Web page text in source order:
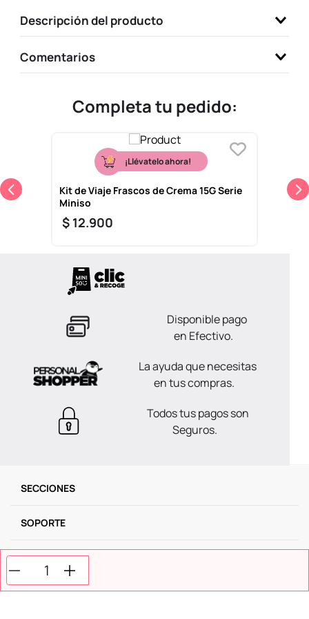
Descripción del producto
Comentarios
Completa tu pedido:
¡Llévatelo ahora!
Kit de Viaje Frascos de Crema 15G Serie
Miniso
$ 12.900
Disponible pago
en Efectivo.
La ayuda que necesitas
en tus compras.
Todos tus pagos son
Seguros.
SECCIONES
SOPORTE
SERVICIOS
NOSOTROS
9.
llaveros